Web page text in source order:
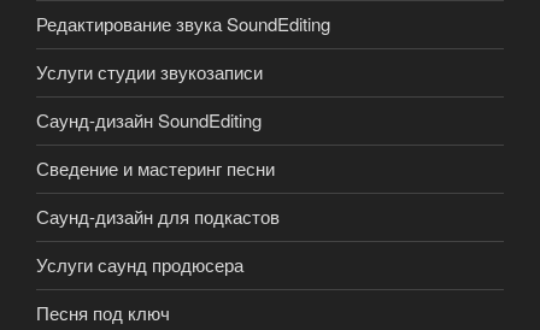
Редактирование звука SoundEditing
Услуги студии звукозаписи
Саунд-дизайн SoundEditing
Сведение и мастеринг песни
Саунд-дизайн для подкастов
Услуги саунд продюсера
Песня под ключ